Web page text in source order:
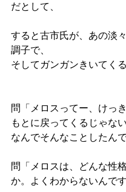
だとして、
すると古市氏が、あの淡
調子で、
そしてガンガンきいてくる
問「メロスってー、けっ
もとに戻ってくるじゃない
なんでそんなことしたんで
問「メロスは、どんな性
か。よくわからないんです